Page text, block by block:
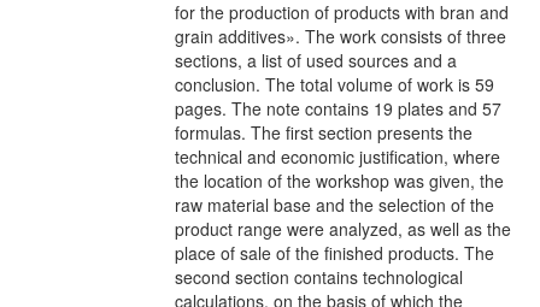
for the production of products with bran and
grain additives». The work consists of three
sections, a list of used sources and a
conclusion. The total volume of work is 59
pages. The note contains 19 plates and 57
formulas. The first section presents the
technical and economic justification, where
the location of the workshop was given, the
raw material base and the selection of the
product range were analyzed, as well as the
place of sale of the finished products. The
second section contains technological
calculations, on the basis of which the